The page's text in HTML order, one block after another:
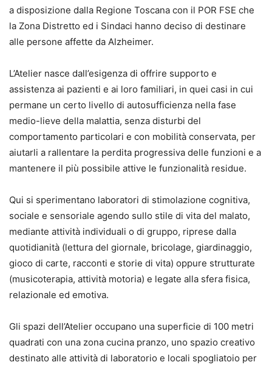
a disposizione dalla Regione Toscana con il POR FSE che
la Zona Distretto ed i Sindaci hanno deciso di destinare
alle persone affette da Alzheimer.
L’Atelier nasce dall’esigenza di offrire supporto e
assistenza ai pazienti e ai loro familiari, in quei casi in cui
permane un certo livello di autosufficienza nella fase
medio-lieve della malattia, senza disturbi del
comportamento particolari e con mobilità conservata, per
aiutarli a rallentare la perdita progressiva delle funzioni e a
mantenere il più possibile attive le funzionalità residue.
Qui si sperimentano laboratori di stimolazione cognitiva,
sociale e sensoriale agendo sullo stile di vita del malato,
mediante attività individuali o di gruppo, riprese dalla
quotidianità (lettura del giornale, bricolage, giardinaggio,
gioco di carte, racconti e storie di vita) oppure strutturate
(musicoterapia, attività motoria) e legate alla sfera fisica,
relazionale ed emotiva.
Gli spazi dell’Atelier occupano una superficie di 100 metri
quadrati con una zona cucina pranzo, uno spazio creativo
destinato alle attività di laboratorio e locali spogliatoio per